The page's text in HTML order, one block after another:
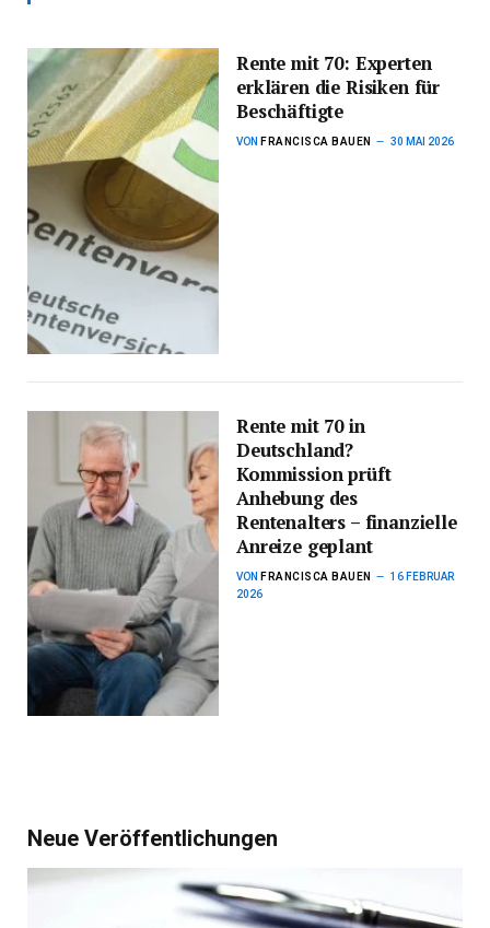
Rente mit 70: Experten
erklären die Risiken für
Beschäftigte
VON FRANCISCA BAUEN 30 MAI 2026
Rente mit 70 in
Deutschland?
Kommission prüft
Anhebung des
Rentenalters – finanzielle
Anreize geplant
VON FRANCISCA BAUEN
16 FEBRUAR
2026
Neue Veröffentlichungen